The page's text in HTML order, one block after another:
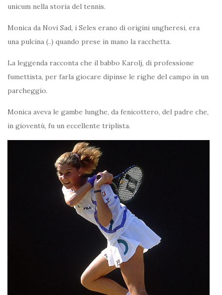
unicum nella storia del tennis.
Monica da Novi Sad, i Seles erano di origini ungheresi, era
una pulcina (..) quando prese in mano la racchetta.
La leggenda racconta che il babbo Karolj, di professione
fumettista, per farla giocare dipinse le righe del campo in un
parcheggio.
Monica aveva le gambe lunghe, da fenicottero, del padre che,
in gioventù, fu un eccellente triplista.